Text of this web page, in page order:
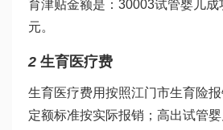
育津贴金额是：30003试管婴儿成
元。
2 生育医疗费
生育医疗费用按照江门市生育险
定额标准按实际报销；高出试管